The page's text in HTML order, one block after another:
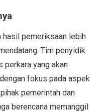
hasil pemeriksaan lebih
Tim penyidik
perkara yang akan
fokus pada aspek
pemerintah dan
berencana memanggil